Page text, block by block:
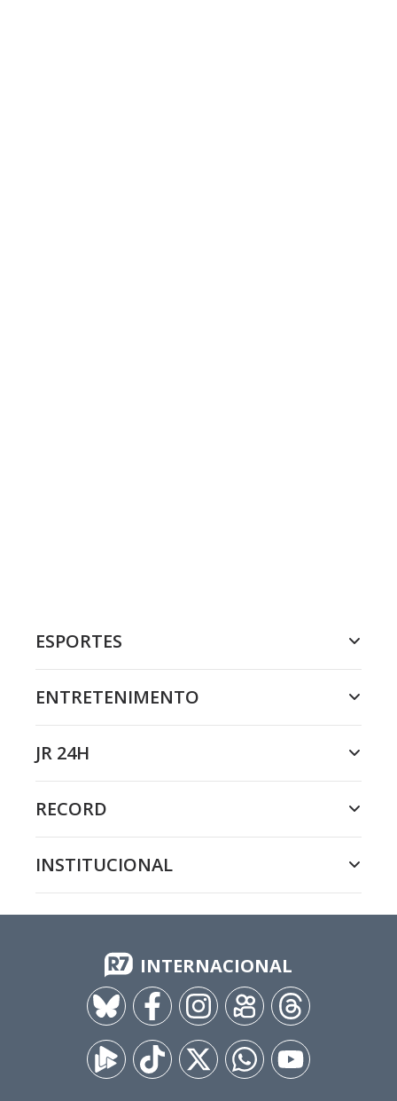
ESPORTES
ENTRETENIMENTO
JR 24H
RECORD
INSTITUCIONAL
INTERNACIONAL